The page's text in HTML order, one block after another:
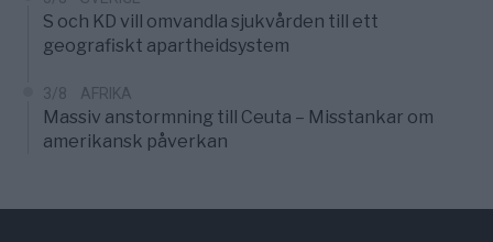
S och KD vill omvandla sjukvården till ett
geografiskt apartheidsystem
3/8 AFRIKA
Massiv anstormning till Ceuta – Misstankar om
amerikansk påverkan